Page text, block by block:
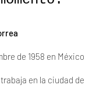
de 1958 en México
en la ciudad de